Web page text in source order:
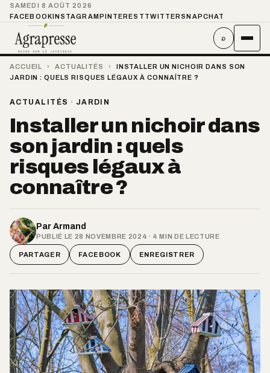
SAMEDI 8 AOÛT 2026
FACEBOOKINSTAGRAMPINTEREST TWITTER SNAPCHAT
⌕
ACCUEIL › ACTUALITÉS ›
INSTALLER UN NICHOIR DANS SON
JARDIN : QUELS RISQUES LÉGAUX À CONNAÎTRE ?
ACTUALITÉS · JARDIN
Installer un nichoir dans
son jardin : quels
risques légaux à
connaître ?
Par Armand
PUBLIÉ LE 28 NOVEMBRE 2024 · 4 MIN DE LECTURE
PARTAGER FACEBOOK ENREGISTRER